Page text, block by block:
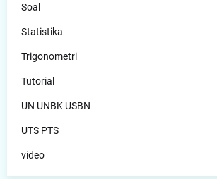
Soal
Statistika
Trigonometri
Tutorial
UN UNBK USBN
UTS PTS
video